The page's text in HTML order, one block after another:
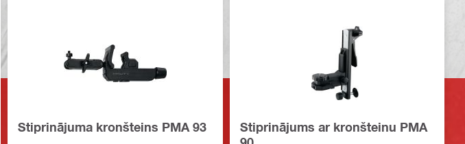
Stiprinājuma kronšteins PMA 93
Stiprinājums ar kronšteinu PMA